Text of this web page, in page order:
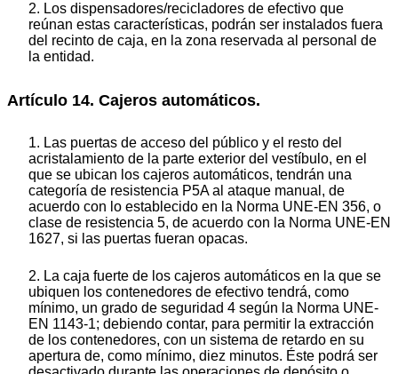
2. Los dispensadores/recicladores de efectivo que
reúnan estas características, podrán ser instalados fuera
del recinto de caja, en la zona reservada al personal de
la entidad.
Artículo 14. Cajeros automáticos.
1. Las puertas de acceso del público y el resto del
acristalamiento de la parte exterior del vestíbulo, en el
que se ubican los cajeros automáticos, tendrán una
categoría de resistencia P5A al ataque manual, de
acuerdo con lo establecido en la Norma UNE-EN 356, o
clase de resistencia 5, de acuerdo con la Norma UNE-EN
1627, si las puertas fueran opacas.
2. La caja fuerte de los cajeros automáticos en la que se
ubiquen los contenedores de efectivo tendrá, como
mínimo, un grado de seguridad 4 según la Norma UNE-
EN 1143-1; debiendo contar, para permitir la extracción
de los contenedores, con un sistema de retardo en su
apertura de, como mínimo, diez minutos. Éste podrá ser